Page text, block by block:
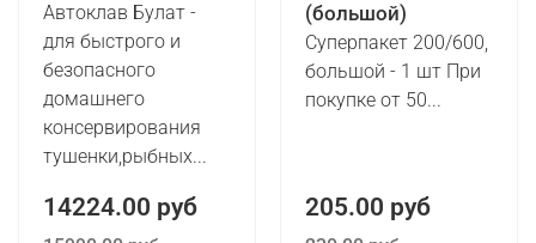
Автоклав Булат -
для быстрого и
безопасного
домашнего
консервирования
тушенки,рыбных...
14224.00 руб
(большой)
Суперпакет 200/600,
большой - 1 шт При
покупке от 50...
205.00 руб